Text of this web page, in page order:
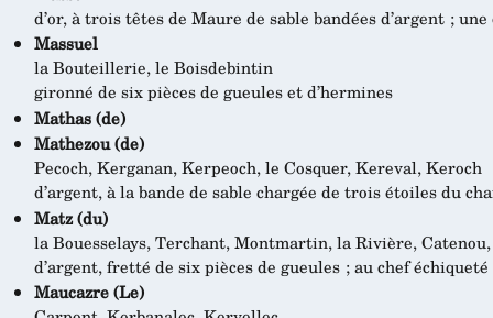
d’or, à trois têtes de Maure de sable bandées d’argent ;
Massuel
la Bouteillerie, le Boisdebintin
gironné de six pièces de gueules et d’hermines
Mathas (de)
Mathezou (de)
Pecoch, Kerganan, Kerpeoch, le Cosquer, Kereval, Keroch
d’argent, à la bande de sable chargée de trois étoiles du
Matz (du)
la Bouesselays, Terchant, Montmartin, la Rivière,
d’argent, fretté de six pièces de gueules ; au chef échiqueté
Maucazre (Le)